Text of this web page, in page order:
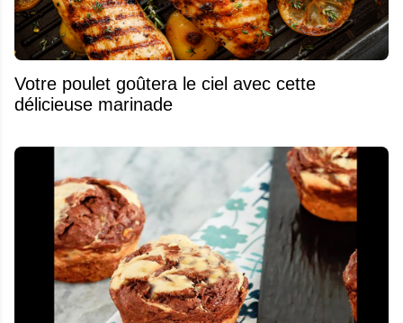
Votre poulet goûtera le ciel avec cette
délicieuse marinade